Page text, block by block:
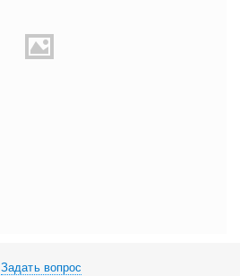
Задать вопрос